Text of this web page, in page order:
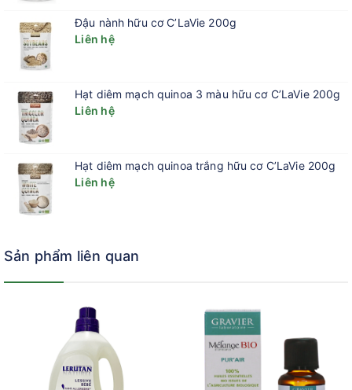
Đậu nành hữu cơ C’LaVie 200g
Liên hệ
Hạt diêm mạch quinoa 3 màu hữu cơ C’LaVie 200g
Liên hệ
Hạt diêm mạch quinoa trắng hữu cơ C’LaVie 200g
Liên hệ
Sản phẩm liên quan